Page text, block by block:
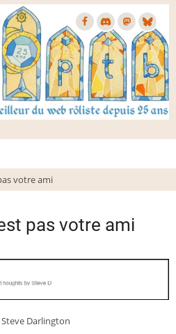
votre ami
pas votre ami
Darlington